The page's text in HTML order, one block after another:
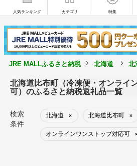
人気ランキング カテゴリ 特集
JRE MALLふるさと納税 北海道 北
北海道比布町（冷凍便・オンライ
可）のふるさと納税返礼品一覧
検索
条件
北海道 × 北海道比布町 ×
オンラインワンストップ対応可